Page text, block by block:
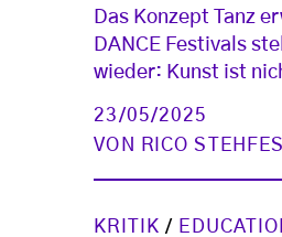
Das Konzept Tanz
DANCE Festivals
wieder: Kunst ist
23/05/2025
VON
RICO
KRITIK /